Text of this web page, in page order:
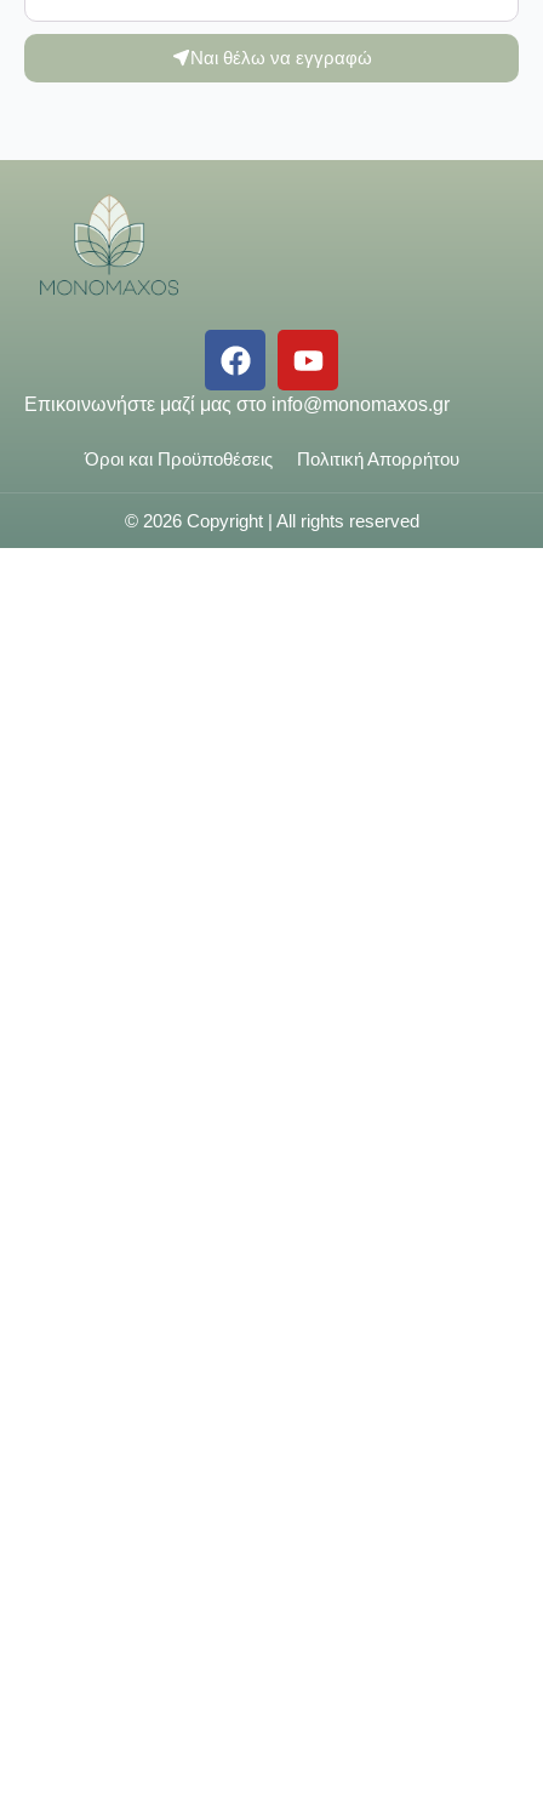
Ναι θέλω να εγγραφώ
Επικοινωνήστε μαζί μας στο info@monomaxos.gr
Όροι και Προϋποθέσεις Πολιτική Απορρήτου
© 2026 Copyright | All rights reserved